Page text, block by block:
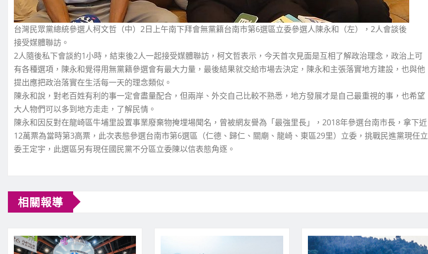
台灣民眾黨總統參選人柯文哲（中）2日上午南下拜會無黨籍台南市第6選區立委參選人陳永和（左），2人會談後
接受媒體聯訪。
2人隨後私下會談約1小時，結束後2人一起接受媒體聯訪，柯文哲表示，今天首次見面是互相了解政治理念，政治上可
有各種選項，陳永和覺得用無黨籍參選會有最大力量，最後結果就交給市場去決定，陳永和主張落實地方建設，也與他
提出應把政治落實在生活每一天的理念類似。
陳永和說，對老百姓有利的事一定會盡量配合，但兩岸、外交自己比較不熟悉，地方發展才是自己最重視的事，也希望
大人物們可以多到地方走走，了解民情。
陳永和因反對在龍崎區牛埔里設置事業廢棄物掩埋場聞名，曾被網友譽為「最強里長」，2018年參選台南市長，拿下近
12萬票為當時第3高票，此次表態參選台南市第6選區（仁德、歸仁、關廟、龍崎、東區29里）立委，挑戰民進黨現任立
委王定宇，此選區另有現任國民黨不分區立委陳以信表態角逐。
o
n
相關報導